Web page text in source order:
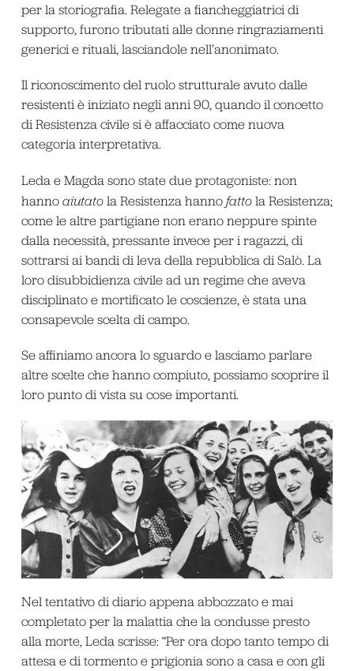
per la storiografia. Relegate a fiancheggiatrici di
supporto, furono tributati alle donne ringraziamenti
generici e rituali, lasciandole nell’anonimato.
Il riconoscimento del ruolo strutturale avuto dalle
resistenti è iniziato negli anni 90, quando il concetto
di Resistenza civile si è affacciato come nuova
categoria interpretativa.
Leda e Magda sono state due protagoniste: non
hanno aiutatola Resistenza hanno fattola Resistenza;
come le altre partigiane non erano neppure spinte
dalla necessità, pressante invece per i ragazzi, di
sottrarsi ai bandi di leva della repubblica di Salò. La
loro disubbidienza civile ad un regime che aveva
disciplinato e mortificato le coscienze, è stata una
consapevole scelta di campo.
Se affiniamo ancora lo sguardo e lasciamo parlare
altre scelte che hanno compiuto, possiamo scoprire il
loro punto di vista su cose importanti.
Nel tentativo di diario appena abbozzato e mai
completato per la malattia che la condusse presto
alla morte, Leda scrisse: “Per ora dopo tanto tempo di
attesa e di tormento e prigionia sono a casa e con gli